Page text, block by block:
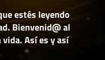
estés leyendo
Bienvenid@ al
Así es y así